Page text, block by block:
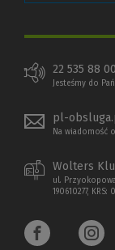
22 535 88
Jesteśmy do
pl-
Na wiadomość
Wolters
ul. Przyokopowa
190610277,